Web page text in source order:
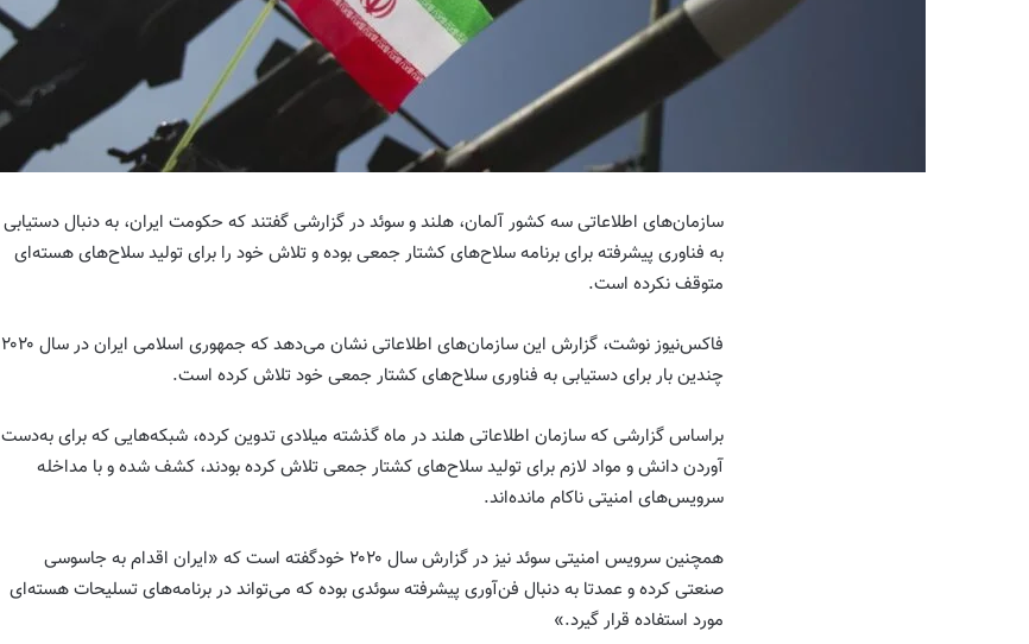
سازمان‌های اطلاعاتی سه کشور آلمان، هلند و سوئد در گزارشی گفتند که حکومت ایران، به دنبال دستیابی
به فناوری پیشرفته برای برنامه سلاح‌های کشتار جمعی بوده و تلاش خود را برای تولید سلاح‌های هسته‌ای
متوقف نکرده است.
فاکس‌نیوز نوشت، گزارش این سازمان‌های اطلاعاتی نشان می‌دهد که جمهوری اسلامی ایران در سال ۲۰۲۰
چندین بار برای دستیابی به فناوری سلاح‌های کشتار جمعی خود تلاش کرده است.
براساس گزارشی که سازمان اطلاعاتی هلند در ماه گذشته میلادی تدوین کرده، شبکه‌هایی که برای به‌دست
آوردن دانش و مواد لازم برای تولید سلاح‌های کشتار جمعی تلاش کرده بودند، کشف شده و با مداخله
سرویس‌های امنیتی ناکام مانده‌اند.
همچنین سرویس امنیتی سوئد نیز در گزارش سال ۲۰۲۰ خودگفته است که «ایران اقدام به جاسوسی
صنعتی کرده و عمدتا به دنبال فن‌آوری پیشرفته سوئدی بوده که می‌تواند در برنامه‌های تسلیحات هسته‌ای
مورد استفاده قرار گیرد.»